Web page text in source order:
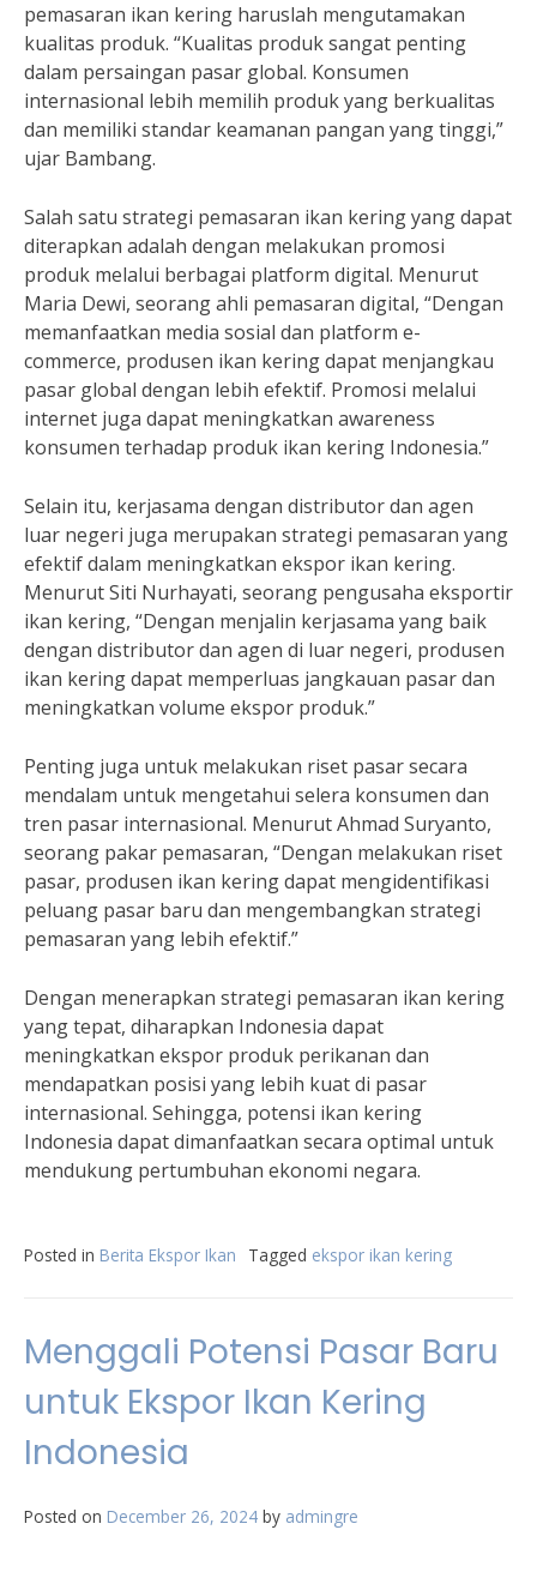
pemasaran ikan kering haruslah mengutamakan
kualitas produk. “Kualitas produk sangat penting
dalam persaingan pasar global. Konsumen
internasional lebih memilih produk yang berkualitas
dan memiliki standar keamanan pangan yang tinggi,”
ujar Bambang.
Salah satu strategi pemasaran ikan kering yang dapat
diterapkan adalah dengan melakukan promosi
produk melalui berbagai platform digital. Menurut
Maria Dewi, seorang ahli pemasaran digital, “Dengan
memanfaatkan media sosial dan platform e-
commerce, produsen ikan kering dapat menjangkau
pasar global dengan lebih efektif. Promosi melalui
internet juga dapat meningkatkan awareness
konsumen terhadap produk ikan kering Indonesia.”
Selain itu, kerjasama dengan distributor dan agen
luar negeri juga merupakan strategi pemasaran yang
efektif dalam meningkatkan ekspor ikan kering.
Menurut Siti Nurhayati, seorang pengusaha eksportir
ikan kering, “Dengan menjalin kerjasama yang baik
dengan distributor dan agen di luar negeri, produsen
ikan kering dapat memperluas jangkauan pasar dan
meningkatkan volume ekspor produk.”
Penting juga untuk melakukan riset pasar secara
mendalam untuk mengetahui selera konsumen dan
tren pasar internasional. Menurut Ahmad Suryanto,
seorang pakar pemasaran, “Dengan melakukan riset
pasar, produsen ikan kering dapat mengidentifikasi
peluang pasar baru dan mengembangkan strategi
pemasaran yang lebih efektif.”
Dengan menerapkan strategi pemasaran ikan kering
yang tepat, diharapkan Indonesia dapat
meningkatkan ekspor produk perikanan dan
mendapatkan posisi yang lebih kuat di pasar
internasional. Sehingga, potensi ikan kering
Indonesia dapat dimanfaatkan secara optimal untuk
mendukung pertumbuhan ekonomi negara.
Posted in Berita Ekspor Ikan Tagged ekspor ikan kering
Menggali Potensi Pasar Baru
untuk Ekspor Ikan Kering
Indonesia
Posted on December 26, 2024 by admingre